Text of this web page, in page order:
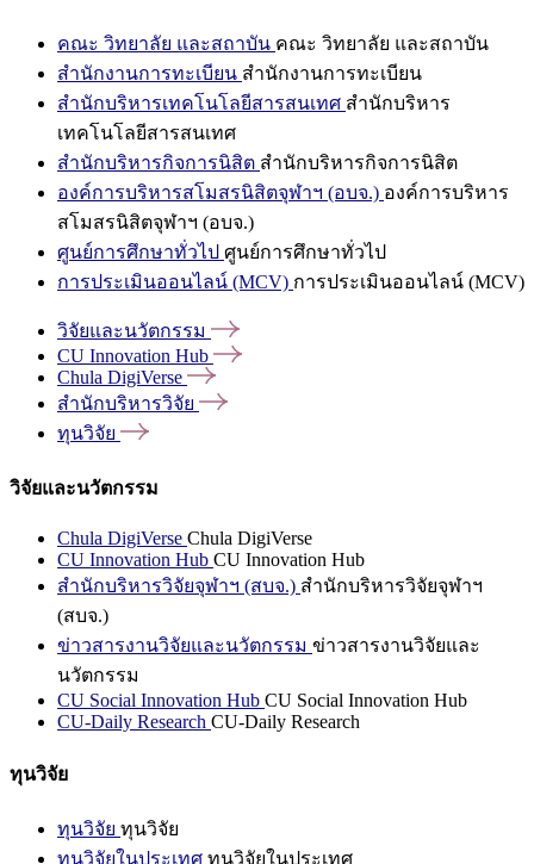
คณะ วิทยาลัย และสถาบัน คณะ วิทยาลัย และสถาบัน
สำนักงานการทะเบียน สำนักงานการทะเบียน
สำนักบริหารเทคโนโลยีสารสนเทศ สำนักบริหาร
เทคโนโลยีสารสนเทศ
สำนักบริหารกิจการนิสิต สำนักบริหารกิจการนิสิต
องค์การบริหารสโมสรนิสิตจุฬาฯ (อบจ.) องค์การบริหาร
สโมสรนิสิตจุฬาฯ (อบจ.)
ศูนย์การศึกษาทั่วไป ศูนย์การศึกษาทั่วไป
การประเมินออนไลน์ (MCV) การประเมินออนไลน์ (MCV)
วิจัยและนวัตกรรม
CU Innovation Hub
Chula DigiVerse
สำนักบริหารวิจัย
ทุนวิจัย
วิจัยและนวัตกรรม
Chula DigiVerse Chula DigiVerse
CU Innovation Hub CU Innovation Hub
สำนักบริหารวิจัยจุฬาฯ (สบจ.) สำนักบริหารวิจัยจุฬาฯ
(สบจ.)
ข่าวสารงานวิจัยและนวัตกรรม ข่าวสารงานวิจัยและ
นวัตกรรม
CU Social Innovation Hub CU Social Innovation Hub
CU-Daily Research CU-Daily Research
ทุนวิจัย
ทุนวิจัย ทุนวิจัย
ทุนวิจัยในประเทศ ทุนวิจัยในประเทศ